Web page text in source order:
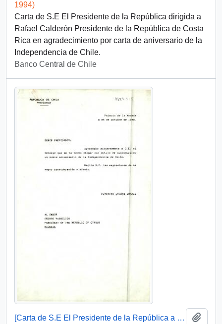
1994)
Carta de S.E El Presidente de la República dirigida a
Rafael Calderón Presidente de la República de Costa
Rica en agradecimiento por carta de aniversario de la
Independencia de Chile.
Banco Central de Chile
[Carta de S.E El Presidente de la República a Presidente de la República de Cyprus]